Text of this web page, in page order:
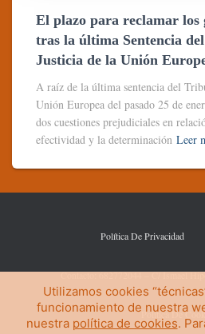
El plazo para reclamar los
tras la última Sentencia
Justicia de la Unión
A raíz de la última sentencia del
Unión Europea del pasado 25 de
dos cuestiones prejudiciales en
efectividad y la determinación Leer
Política De Privacidad
Contacto: 682772044 – C/ Ismael
Política De
Utilizamos cookies
funcionamiento de nuestra
nuestra política de cookies.